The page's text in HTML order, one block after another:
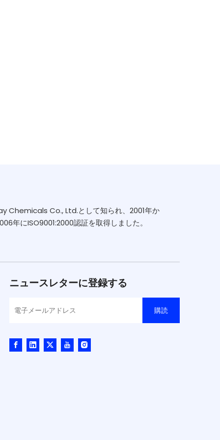
Chemicals Co., Ltd.として知られ、2001年か
年にISO9001:2000認証を取得しました。
ニュースレターに登録する
購読